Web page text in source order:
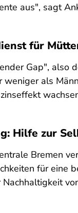
aus", sagt
für
Gap", also
weniger als
Hilfe zur
Bremen
für eine
Nachhaltigkeit